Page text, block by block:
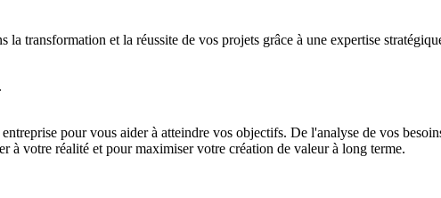
transformation et la réussite de vos projets grâce à une expertise
pour vous aider à atteindre vos objectifs. De l'analyse de vos
à votre réalité et pour maximiser votre création de valeur à long terme.